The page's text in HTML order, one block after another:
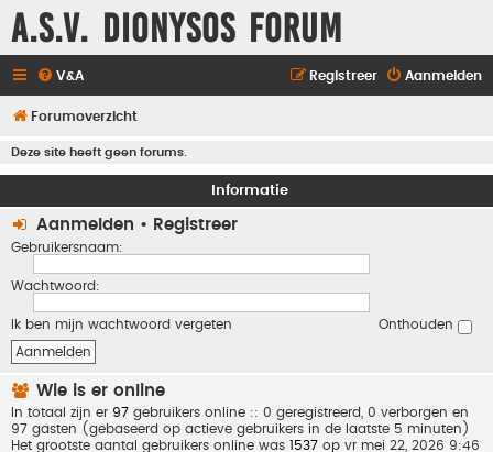
A.S.V. Dionysos Forum
V&A Aanmelden
Registreer
Forumoverzicht
Deze site heeft geen forums.
Informatie
Aanmelden • Registreer
Gebruikersnaam:
Wachtwoord:
Ik ben mijn wachtwoord vergeten Onthouden
Wie is er online
In totaal zijn er 97 gebruikers online :: 0 geregistreerd, 0 verborgen en
97 gasten (gebaseerd op actieve gebruikers in de laatste 5 minuten)
Het grootste aantal gebruikers online was 1537 op vr mei 22, 2026 9:46